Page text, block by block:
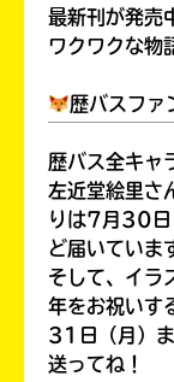
最新刊が発売
ワクワクな物
歴バスファ
歴バス全キャ
左近堂絵里さ
りは7月30
ど届いていま
そして、イラ
年をお祝いす
31日（月）
送ってね！